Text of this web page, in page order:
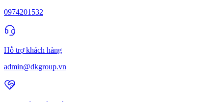
0974201532
Hỗ trợ khách hàng
admin@dkgroup.vn